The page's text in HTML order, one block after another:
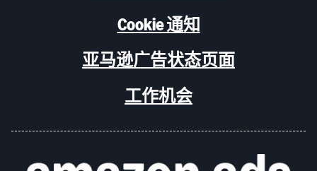
Cookie 通知
亚马逊广告状态页面
工作机会